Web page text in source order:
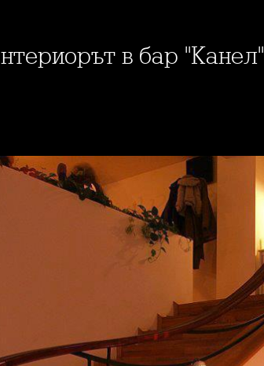
Интериорът в бар "Канел"